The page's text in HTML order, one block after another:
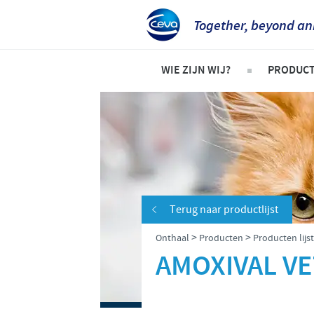
Together, beyond
WIE ZIJN WIJ?
Bedrijfsoverzicht
Ceva in Belgë
Ceva in de wereld
Onze geschiedenis
Onze missie
Onze kernwaarden
Onderzoek en ontwikkeling
Terug naar productlijst
Onthaal > Producten > Producten lijst
AMOXIVAL